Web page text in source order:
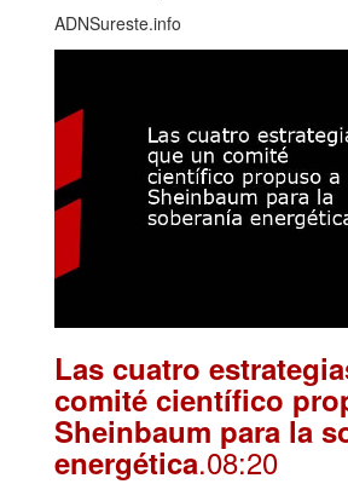
ADNSureste.info
Las cuatro
comité científico
Sheinbaum para la
energética.08:20